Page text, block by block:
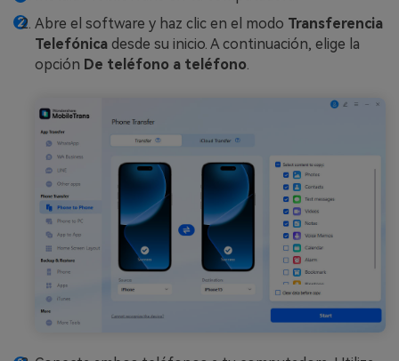
Abre el software y haz clic en el modo Transferencia
Telefónica desde su inicio. A continuación, elige la
opción De teléfono a teléfono.